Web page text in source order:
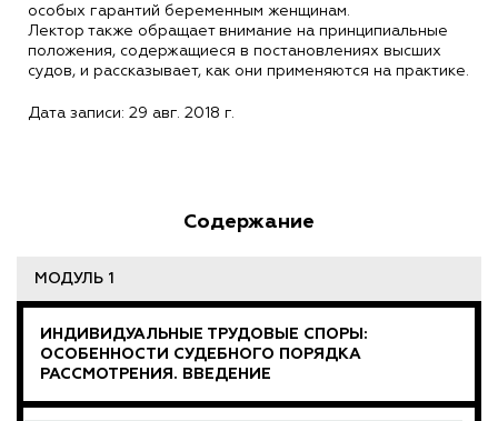
особых гарантий беременным женщинам.
Лектор также обращает внимание на принципиальные
положения, содержащиеся в постановлениях высших
судов, и рассказывает, как они применяются на практике.
Дата записи: 29 авг. 2018 г.
Содержание
МОДУЛЬ 1
ИНДИВИДУАЛЬНЫЕ ТРУДОВЫЕ СПОРЫ:
ОСОБЕННОСТИ СУДЕБНОГО ПОРЯДКА
РАССМОТРЕНИЯ. ВВЕДЕНИЕ